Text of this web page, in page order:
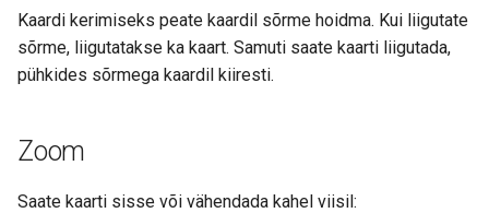
Pööra
Automaatne pöörlemine
Kaardi kerimiseks peate kaardil sõrme hoidma. Kui liigutate
sõrme, liigutatakse ka kaart. Samuti saate kaarti liigutada,
pühkides sõrmega kaardil kiiresti.
Zoom
Saate kaarti sisse või vähendada kahel viisil: